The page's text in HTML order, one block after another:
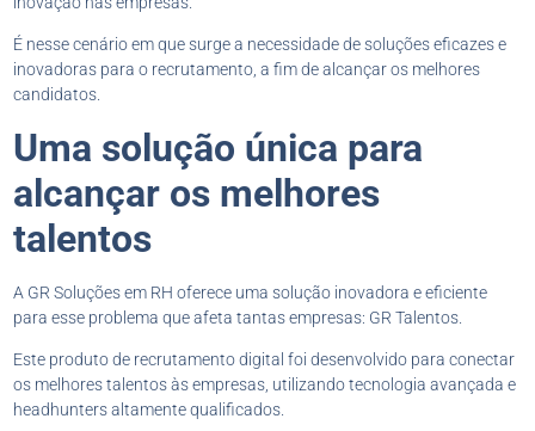
É nesse cenário em que surge a necessidade de soluções eficazes e
inovadoras para o recrutamento, a fim de alcançar os melhores
candidatos.
Uma solução única para
alcançar os melhores
talentos
A GR Soluções em RH oferece uma solução inovadora e eficiente
para esse problema que afeta tantas empresas: GR Talentos.
Este produto de recrutamento digital foi desenvolvido para conectar
os melhores talentos às empresas, utilizando tecnologia avançada e
headhunters altamente qualificados.